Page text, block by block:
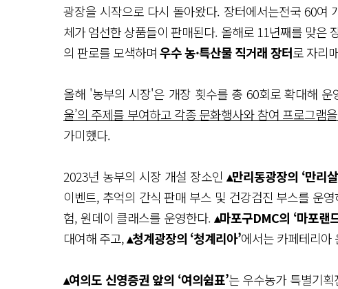
광장을 시작으로 다시 돌아왔다. 장터에서는전국 60여
체가 엄선한 상품들이 판매된다. 올해로 11년째를 맞은
의 판로를 모색하며우수 농·특산물 직거래 장터로 자리
올해 '농부의 시장'은 개장 횟수를 총 60회로 확대해 운
울’의 주제를 부여하고 각종 문화행사와 참여 프로그램
가미했다.
2023년 농부의 시장 개설 장소인 ▴만리동광장의 ‘만리
이벤트, 추억의 간식 판매 부스 및 건강검진 부스를 운영
험, 원데이 클래스를 운영한다.▴마포구DMC의 ‘마포랜
대여해 주고,▴청계광장의 ‘청계리아’에서는 카페테리아
▴여의도 신영증권 앞의 ‘여의쉼표’는 우수농가 특별기